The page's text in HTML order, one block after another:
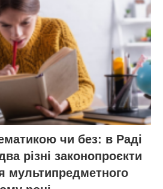
чи без: в Раді
різні законопроєкти
мультипредметного